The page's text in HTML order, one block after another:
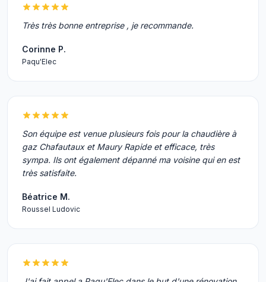
Très très bonne entreprise , je recommande.
Corinne P.
Paqu'Elec
Son équipe est venue plusieurs fois pour la chaudière à
gaz Chafautaux et Maury Rapide et efficace, très
sympa. Ils ont également dépanné ma voisine qui en est
très satisfaite.
Béatrice M.
Roussel Ludovic